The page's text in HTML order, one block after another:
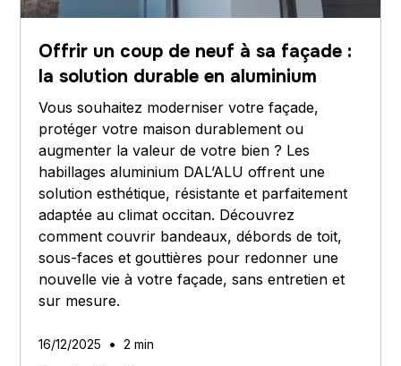
Offrir un coup de neuf à sa façade :
la solution durable en aluminium
Vous souhaitez moderniser votre façade,
protéger votre maison durablement ou
augmenter la valeur de votre bien ? Les
habillages aluminium DAL’ALU offrent une
solution esthétique, résistante et parfaitement
adaptée au climat occitan. Découvrez
comment couvrir bandeaux, débords de toit,
sous-faces et gouttières pour redonner une
nouvelle vie à votre façade, sans entretien et
sur mesure.
16/12/2025 • 2 min